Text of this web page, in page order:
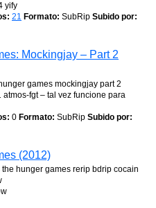
yify
21 Formato: SubRip Subido por:
Mockingjay – Part 2
games mockingjay part 2
fgt – tal vez funcione para
0 Formato: SubRip Subido por:
(2012)
hunger games rerip bdrip cocain